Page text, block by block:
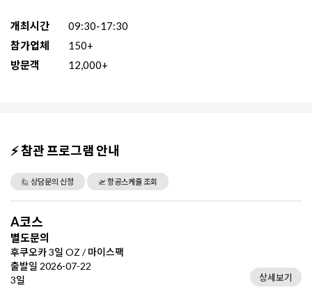
개최시간
09:30-17:30
참가업체
150+
방문객
12,000+
⚡ 참관 프로그램 안내
🙋 상담문의 신청 🛫 항공스케쥴 조회
A코스
별도문의
후쿠오카 3일 OZ / 마이스팩
출발일 2026-07-22
3일
상세보기